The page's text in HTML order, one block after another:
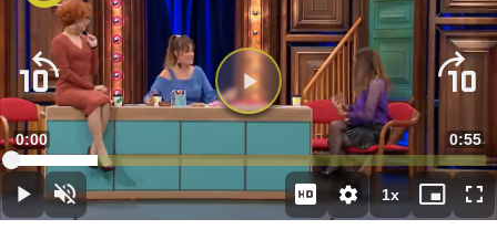
DuraklatSesi
Aç
Süre
0:00
Süre
0:55
Yüklendi:
18.24%
1xOynatma
Hızı
Mini
oynatıcı